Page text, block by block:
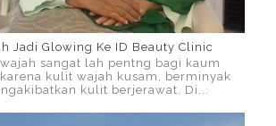
Jadi Glowing Ke ID Beauty Clinic
sangat lah pentng bagi kaum
kulit wajah kusam, berminyak
kulit berjerawat. Di...